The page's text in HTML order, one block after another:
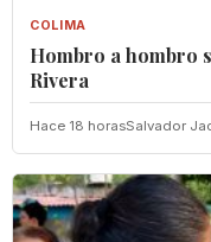
COLIMA
Hombro a hombro
Rivera
Hace 18 horasSalvador